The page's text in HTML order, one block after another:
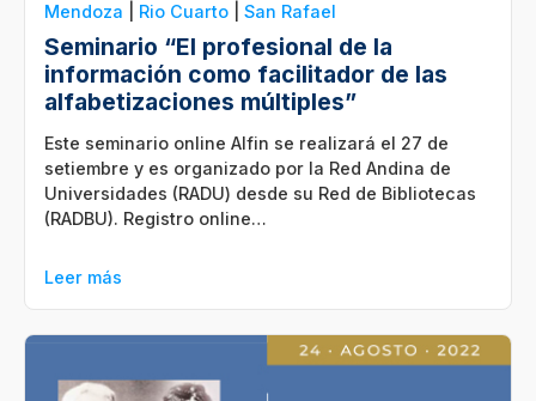
Mendoza
Rio Cuarto San Rafael
Seminario “El profesional de la
información como facilitador de las
alfabetizaciones múltiples”
Este seminario online Alfin se realizará el 27 de
setiembre y es organizado por la Red Andina de
Universidades (RADU) desde su Red de Bibliotecas
(RADBU). Registro online…
Leer más